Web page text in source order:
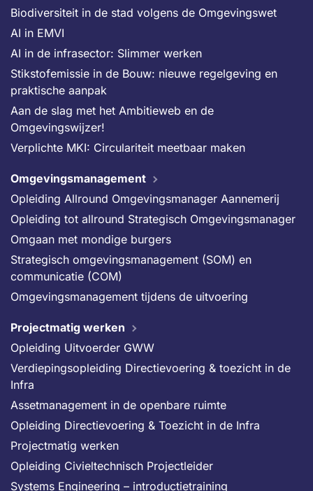
Biodiversiteit in de stad volgens de Omgevingswet
AI in EMVI
AI in de infrasector: Slimmer werken
Stikstofemissie in de Bouw: nieuwe regelgeving en
praktische aanpak
Aan de slag met het Ambitieweb en de
Omgevingswijzer!
Verplichte MKI: Circulariteit meetbaar maken
Omgevingsmanagement
Opleiding Allround Omgevingsmanager Aannemerij
Opleiding tot allround Strategisch Omgevingsmanager
Omgaan met mondige burgers
Strategisch omgevingsmanagement (SOM) en
communicatie (COM)
Omgevingsmanagement tijdens de uitvoering
Projectmatig werken
Opleiding Uitvoerder GWW
Verdiepingsopleiding Directievoering & toezicht in de
Infra
Assetmanagement in de openbare ruimte
Opleiding Directievoering & Toezicht in de Infra
Projectmatig werken
Opleiding Civieltechnisch Projectleider
Systems Engineering – introductietraining